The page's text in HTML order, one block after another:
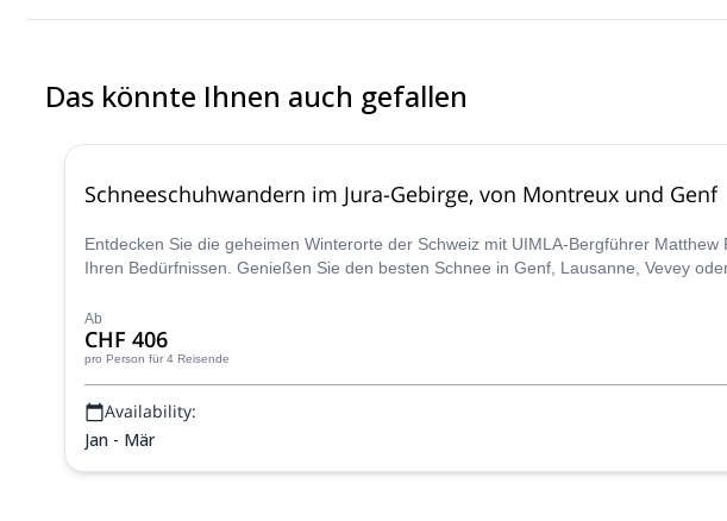
Das könnte Ihnen auch gefallen
Schneeschuhwandern im Jura-Gebirge, von Montreux und Genf
Entdecken Sie die geheimen Winterorte der Schweiz mit UIMLA-Bergführer
Ihren Bedürfnissen. Genießen Sie den besten Schnee in Genf, Lausanne, Vevey
Ab
CHF 406
pro Person für 4 Reisende
Availability:
Jan - Mär